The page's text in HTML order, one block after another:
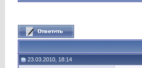
23.03.2010, 18:14